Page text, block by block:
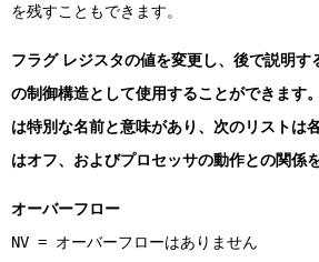
を残すこともできます。
フラグ レジスタの値を変更し、後で説明す
の制御構造として使用することができます
は特別な名前と意味があり、次のリストは
はオフ、およびプロセッサの動作との関係
オーバーフロー
NV = オーバーフローはありません